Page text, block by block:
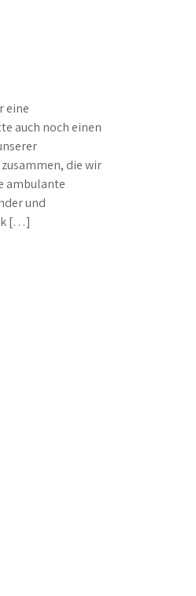
eine
auch noch einen
die wir
ambulante
und
[…]